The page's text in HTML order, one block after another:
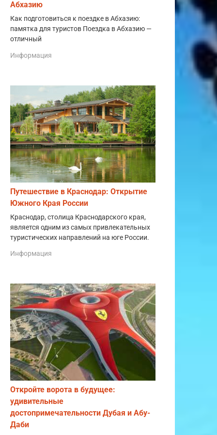
Абхазию
Как подготовиться к поездке в Абхазию:
памятка для туристов Поездка в Абхазию —
отличный
Информация
Путешествие в Краснодар: Открытие
Южного Края России
Краснодар, столица Краснодарского края,
является одним из самых привлекательных
туристических направлений на юге России.
Информация
Откройте ворота в будущее:
удивительные
достопримечательности Дубая и Абу-
Даби